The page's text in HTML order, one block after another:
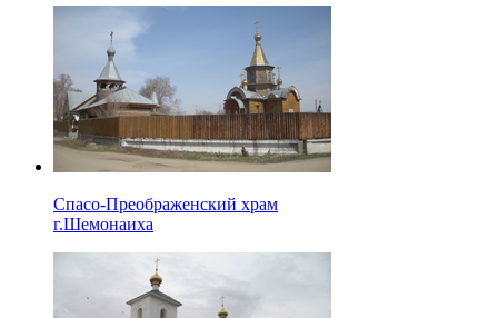
Спасо-Преображенский храм
г.Шемонаиха